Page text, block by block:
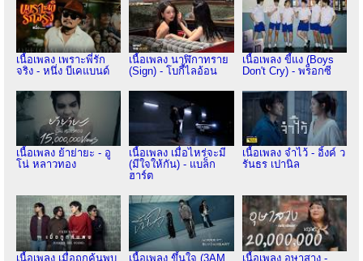
เนื้อเพลง เพราะพี่รัก
จริง - หนึ่ง บีเคแบนด์
เนื้อเพลง นาฬิกาทราย
(Sign) - โบกี้ไลอ้อน
เนื้อเพลง ขี้แง (Boys
Don't Cry) - พร็อกซี
เนื้อเพลง ย้าย่ายะ - อู
โน่ หลาวทอง
เนื้อเพลง เมื่อไหร่จะมี
(มีใจให้กัน) - แบล็ก
ฮาร์ต
เนื้อเพลง จำไว้ - อิ้งค์ ว
รันธร เปานิล
เนื้อเพลง เมื่อถูกค้นพบ
เนื้อเพลง ขึ้นใจ (3AM
เนื้อเพลง อุษาสาง -